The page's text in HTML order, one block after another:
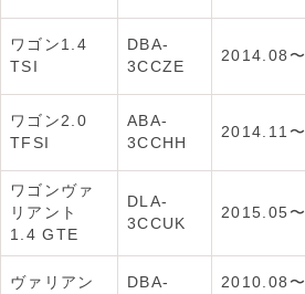
ワゴン1.4
TSI
DBA-
3CCZE
2014.08〜
ワゴン2.0
TFSI
ABA-
3CCHH
2014.11〜
ワゴンヴァ
リアント
1.4 GTE
DLA-
3CCUK
2015.05〜
ヴァリアン
DBA-
2010.08〜